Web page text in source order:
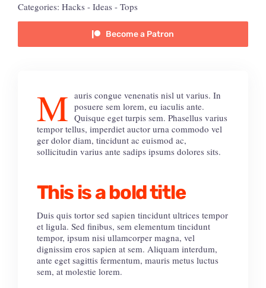
Categories: Hacks - Ideas - Tops
Become a Patron
M auris congue venenatis nisl ut varius. In
posuere sem lorem, eu iaculis ante.
Quisque eget turpis sem. Phasellus varius
tempor tellus, imperdiet auctor urna commodo vel
ger dolor diam, tincidunt ac euismod ac,
sollicitudin varius ante sadips ipsums dolores sits.
This is a bold title
Duis quis tortor sed sapien tincidunt ultrices tempor
et ligula. Sed finibus, sem elementum tincidunt
tempor, ipsum nisi ullamcorper magna, vel
dignissim eros sapien at sem. Aliquam interdum,
ante eget sagittis fermentum, mauris metus luctus
sem, at molestie lorem.